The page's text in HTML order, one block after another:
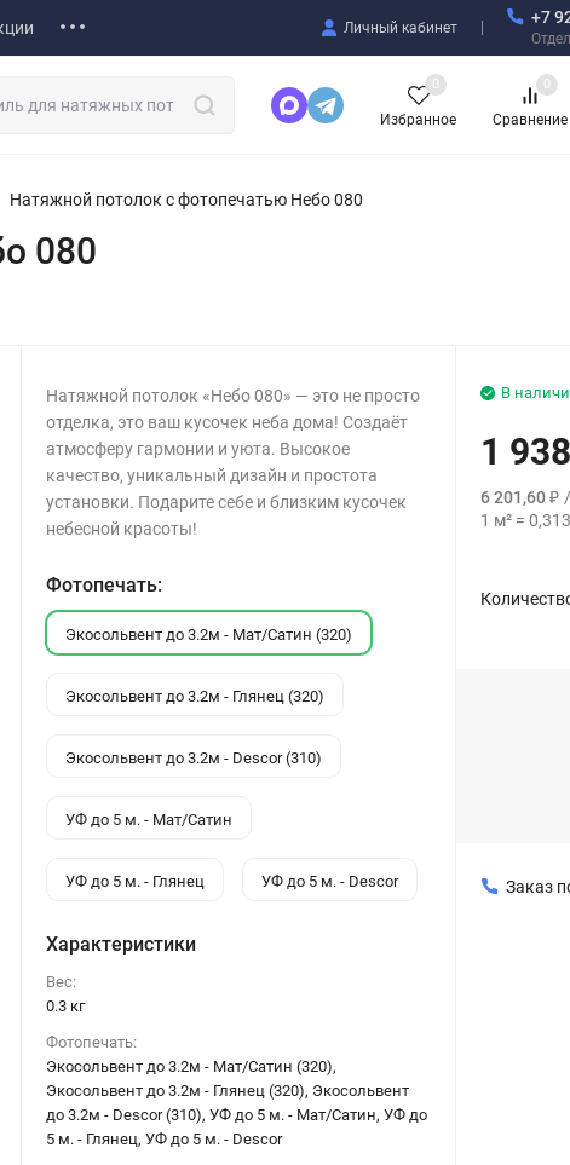
Личный кабинет
+7
Избранное
0
Сравнение
0
Натяжной потолок с фотопечатью Небо 080
080
Натяжной потолок «Небо 080» — это не просто
отделка, это ваш кусочек неба дома! Создаёт
атмосферу гармонии и уюта. Высокое
качество, уникальный дизайн и простота
установки. Подарите себе и близким кусочек
небесной красоты!
Фотопечать:
Экосольвент до 3.2м - Мат/Сатин (320)
Экосольвент до 3.2м - Глянец (320)
Экосольвент до 3.2м - Descor (310)
УФ до 5 м. - Мат/Сатин
УФ до 5 м. - Глянец УФ до 5 м. - Descor
Характеристики
Вес:
0.3 кг
Фотопечать:
Экосольвент до 3.2м - Мат/Сатин (320),
Экосольвент до 3.2м - Глянец (320), Экосольвент
до 3.2м - Descor (310), УФ до 5 м. - Мат/Сатин, УФ до
5 м. - Глянец, УФ до 5 м. - Descor
В
1 938
6 201,60₽ /
1 м² =0,313
Заказ